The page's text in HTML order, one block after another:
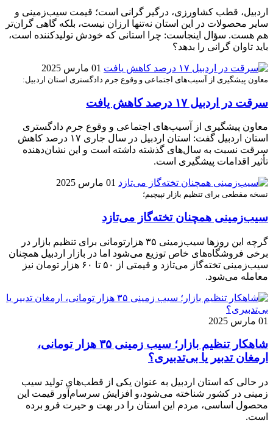
اردبیل، قطب کشاورزی، درگیر گرانی است؛ قیمت سیب‌زمینی و
سایر محصولات در این استان نه‌تنها ارزان نیست، بلکه گاهی گران‌تر
هم هست. سؤال اینجاست: چرا استانی که خودش تولیدکننده است،
باید تاوان گرانی را بدهد؟
01 مارس 2025
معاون پیشگیری از آسیب‌های اجتماعی و وقوع جرم دادگستری استان اردبیل:
سرقت در اردبیل ۱۷ درصد کاهش یافت
معاون پیشگیری از آسیب‌های اجتماعی و وقوع جرم دادگستری
استان اردبیل گفت: استان اردبیل در سال جاری ۱۷ درصد کاهش
سرقت نسبت به سال‌های گذشته داشته است و این نشان‌دهنده
تأثیر اقدامات پیشگیری است.
01 مارس 2025
نسخه مقطعی برای تنظیم بازار نپیچیم؛
سیب‌زمینی همچنان تخته‌گاز می‌تازد
گرچه این روزها سیب‌زمینی ۳۵ هزارتومانی برای تنظیم بازار در
برخی فروشگاه‌های خاص توزیع می‌شود اما در بازار اردبیل همچنان
سیب‌زمینی تخته‌گاز می‌تازد و قیمتی از ۵۰ تا ۶۰ هزار تومان نیز
معامله می‌شود.
01 مارس 2025
شاهکار تنظیم بازار؛ سیب زمینی ۳۵ هزار تومانی،
ارمغان تدبیر یا بی‌تدبیری؟
در حالی که استان اردبیل به عنوان یکی از قطب‌های تولید سیب
زمینی در کشور شناخته می‌شود،و افزایش سرسام‌آور قیمت این
محصول اساسی، مردم این استان را در بهت و حیرت فرو برده
است.